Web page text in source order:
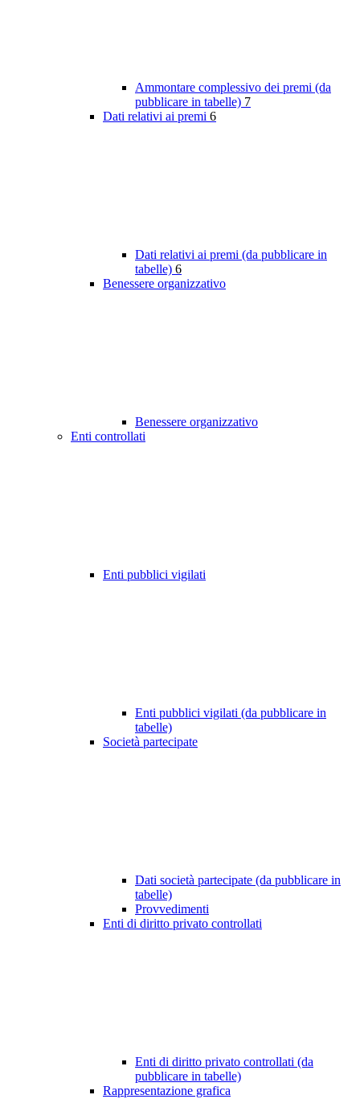
Ammontare complessivo dei premi (da
pubblicare in tabelle) 7
Dati relativi ai premi 6
Dati relativi ai premi (da pubblicare in
tabelle) 6
Benessere organizzativo
Benessere organizzativo
Enti controllati
Enti pubblici vigilati
Enti pubblici vigilati (da pubblicare in
tabelle)
Società partecipate
Dati società partecipate (da pubblicare in
tabelle)
Provvedimenti
Enti di diritto privato controllati
Enti di diritto privato controllati (da
pubblicare in tabelle)
Rappresentazione grafica